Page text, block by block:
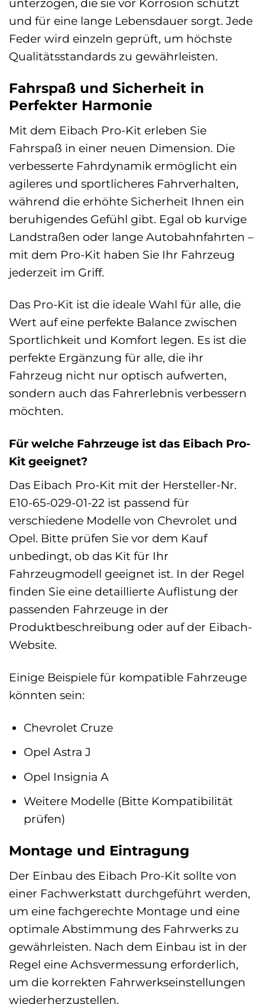
unterzogen, die sie vor Korrosion schützt
und für eine lange Lebensdauer sorgt. Jede
Feder wird einzeln geprüft, um höchste
Qualitätsstandards zu gewährleisten.
Fahrspaß und Sicherheit in
Perfekter Harmonie
Mit dem Eibach Pro-Kit erleben Sie
Fahrspaß in einer neuen Dimension. Die
verbesserte Fahrdynamik ermöglicht ein
agileres und sportlicheres Fahrverhalten,
während die erhöhte Sicherheit Ihnen ein
beruhigendes Gefühl gibt. Egal ob kurvige
Landstraßen oder lange Autobahnfahrten –
mit dem Pro-Kit haben Sie Ihr Fahrzeug
jederzeit im Griff.
Das Pro-Kit ist die ideale Wahl für alle, die
Wert auf eine perfekte Balance zwischen
Sportlichkeit und Komfort legen. Es ist die
perfekte Ergänzung für alle, die ihr
Fahrzeug nicht nur optisch aufwerten,
sondern auch das Fahrerlebnis verbessern
möchten.
Für welche Fahrzeuge ist das Eibach Pro-
Kit geeignet?
Das Eibach Pro-Kit mit der Hersteller-Nr.
E10-65-029-01-22 ist passend für
verschiedene Modelle von Chevrolet und
Opel. Bitte prüfen Sie vor dem Kauf
unbedingt, ob das Kit für Ihr
Fahrzeugmodell geeignet ist. In der Regel
finden Sie eine detaillierte Auflistung der
passenden Fahrzeuge in der
Produktbeschreibung oder auf der Eibach-
Website.
Einige Beispiele für kompatible Fahrzeuge
könnten sein:
Chevrolet Cruze
Opel Astra J
Opel Insignia A
Weitere Modelle (Bitte Kompatibilität
prüfen)
Montage und Eintragung
Der Einbau des Eibach Pro-Kit sollte von
einer Fachwerkstatt durchgeführt werden,
um eine fachgerechte Montage und eine
optimale Abstimmung des Fahrwerks zu
gewährleisten. Nach dem Einbau ist in der
Regel eine Achsvermessung erforderlich,
um die korrekten Fahrwerkseinstellungen
wiederherzustellen.